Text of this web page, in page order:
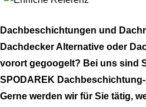
Dachbeschichtungen und
Dachdecker Alternative oder
vorort gegoogelt? Bei uns sind
SPODAREK
Gerne werden wir für Sie tätig,